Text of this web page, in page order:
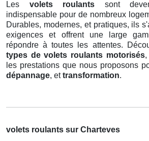
Les volets roulants sont
indispensable pour de nombreux
Durables, modernes, et pratiques, ils
exigences et offrent une large
répondre à toutes les attentes.
types de volets roulants motorisés,
les prestations que nous proposons
dépannage, ettransformation.
volets roulants sur Charteves